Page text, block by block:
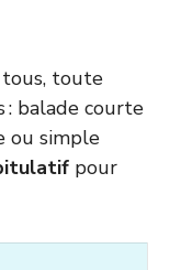
tous, toute
: balade courte
ou simple
pour